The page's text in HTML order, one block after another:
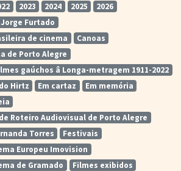
2023 2024 2025
2026
Furtado
de cinema
Canoas
de Porto Alegre
gaúchos â Longa-metragem 1911-2022
Hirtz Em cartaz
Em memória
Roteiro Audiovisual de Porto Alegre
Torres
Festivais
Europeu Imovision
de Gramado
Filmes exibidos